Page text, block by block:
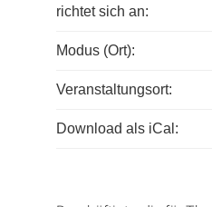
richtet sich an:
Modus (Ort):
Veranstaltungsort:
Download als iCal: